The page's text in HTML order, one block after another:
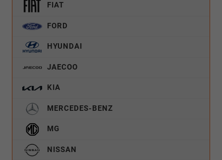
FIAT
FORD
HYUNDAI
JAECOO
KIA
MERCEDES-BENZ
MG
NISSAN